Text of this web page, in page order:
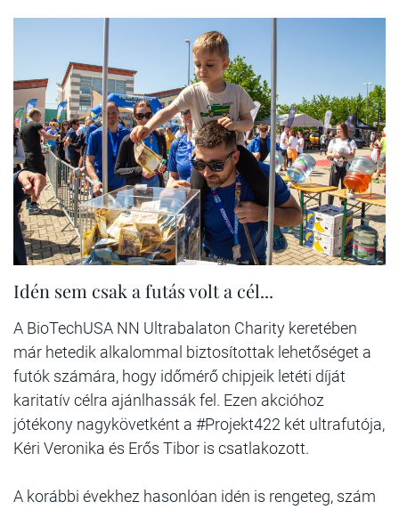
Idén sem csak a futás volt a cél...
A BioTechUSA NN Ultrabalaton Charity keretében
már hetedik alkalommal biztosítottak lehetőséget a
futók számára, hogy időmérő chipjeik letéti díját
karitatív célra ajánlhassák fel. Ezen akcióhoz
jótékony nagykövetként a #Projekt422 két ultrafutója,
Kéri Veronika és Erős Tibor is csatlakozott.
A korábbi évekhez hasonlóan idén is rengeteg, szám